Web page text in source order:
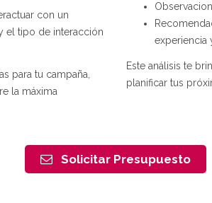
con un
el tipo de interacción
para tu campaña,
la máxima
experiencia
Este análisis te
planificar tus
Solicitar Presupuesto